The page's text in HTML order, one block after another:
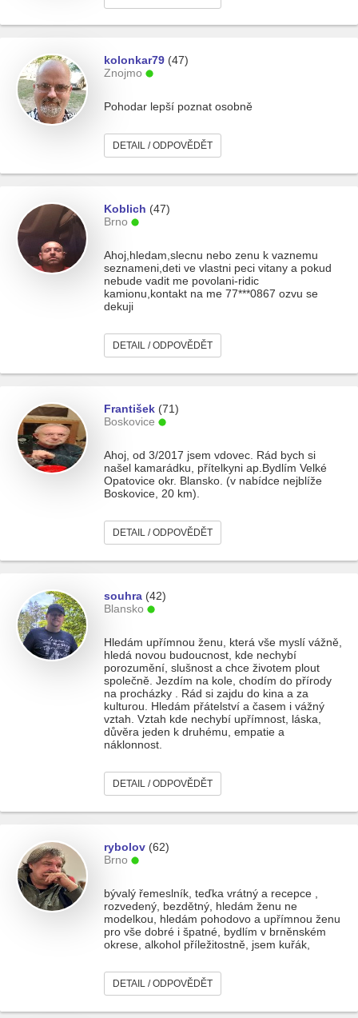
kolonkar79 (47)
Znojmo
Pohodar lepší poznat osobně
DETAIL / ODPOVĚDĚT
Koblich (47)
Brno
Ahoj,hledam,slecnu nebo zenu k vaznemu
seznameni,deti ve vlastni peci vitany a pokud
nebude vadit me povolani-ridic
kamionu,kontakt na me 77***0867 ozvu se
dekuji
DETAIL / ODPOVĚDĚT
František (71)
Boskovice
Ahoj, od 3/2017 jsem vdovec. Rád bych si
našel kamarádku, přítelkyni ap.Bydlím Velké
Opatovice okr. Blansko. (v nabídce nejblíže
Boskovice, 20 km).
DETAIL / ODPOVĚDĚT
souhra (42)
Blansko
Hledám upřímnou ženu, která vše myslí vážně,
hledá novou budoucnost, kde nechybí
porozumění, slušnost a chce životem plout
společně. Jezdím na kole, chodím do přírody
na procházky . Rád si zajdu do kina a za
kulturou. Hledám přátelství a časem i vážný
vztah. Vztah kde nechybí upřímnost, láska,
důvěra jeden k druhému, empatie a
náklonnost.
DETAIL / ODPOVĚDĚT
rybolov (62)
Brno
bývalý řemeslník, teďka vrátný a recepce ,
rozvedený, bezdětný, hledám ženu ne
modelkou, hledám pohodovo a upřímnou ženu
pro vše dobré i špatné, bydlím v brněnském
okrese, alkohol příležitostně, jsem kuřák,
DETAIL / ODPOVĚDĚT